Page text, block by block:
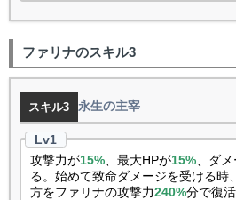
ファリナのスキル3
スキル3 永生の主宰
攻撃力が15% 、最大HPが15% 、ダ
る。始めて致命ダメージを受ける時
方をファリナの攻撃力240%分で復